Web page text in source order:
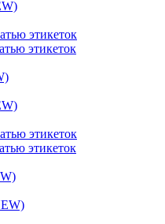
этикеток
этикеток
этикеток
этикеток